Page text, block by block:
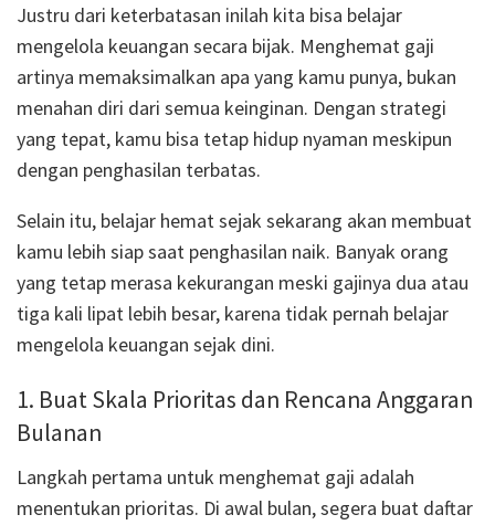
Justru dari keterbatasan inilah kita bisa belajar
mengelola keuangan secara bijak. Menghemat gaji
artinya memaksimalkan apa yang kamu punya, bukan
menahan diri dari semua keinginan. Dengan strategi
yang tepat, kamu bisa tetap hidup nyaman meskipun
dengan penghasilan terbatas.
Selain itu, belajar hemat sejak sekarang akan membuat
kamu lebih siap saat penghasilan naik. Banyak orang
yang tetap merasa kekurangan meski gajinya dua atau
tiga kali lipat lebih besar, karena tidak pernah belajar
mengelola keuangan sejak dini.
1. Buat Skala Prioritas dan Rencana Anggaran
Bulanan
Langkah pertama untuk menghemat gaji adalah
menentukan prioritas. Di awal bulan, segera buat daftar